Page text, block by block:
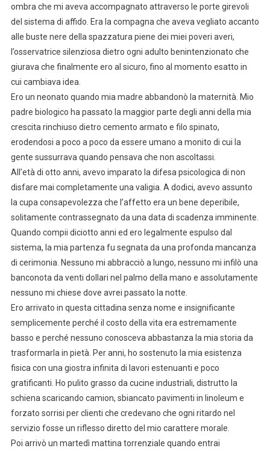
ombra che mi aveva accompagnato attraverso le porte girevoli
del sistema di affido. Era la compagna che aveva vegliato accanto
alle buste nere della spazzatura piene dei miei poveri averi,
l’osservatrice silenziosa dietro ogni adulto benintenzionato che
giurava che finalmente ero al sicuro, fino al momento esatto in
cui cambiava idea.
Ero un neonato quando mia madre abbandonò la maternità. Mio
padre biologico ha passato la maggior parte degli anni della mia
crescita rinchiuso dietro cemento armato e filo spinato,
erodendosi a poco a poco da essere umano a monito di cui la
gente sussurrava quando pensava che non ascoltassi.
All’età di otto anni, avevo imparato la difesa psicologica di non
disfare mai completamente una valigia. A dodici, avevo assunto
la cupa consapevolezza che l’affetto era un bene deperibile,
solitamente contrassegnato da una data di scadenza imminente.
Quando compii diciotto anni ed ero legalmente espulso dal
sistema, la mia partenza fu segnata da una profonda mancanza
di cerimonia. Nessuno mi abbracciò a lungo, nessuno mi infilò una
banconota da venti dollari nel palmo della mano e assolutamente
nessuno mi chiese dove avrei passato la notte.
Ero arrivato in questa cittadina senza nome e insignificante
semplicemente perché il costo della vita era estremamente
basso e perché nessuno conosceva abbastanza la mia storia da
trasformarla in pietà. Per anni, ho sostenuto la mia esistenza
fisica con una giostra infinita di lavori estenuanti e poco
gratificanti. Ho pulito grasso da cucine industriali, distrutto la
schiena scaricando camion, sbiancato pavimenti in linoleum e
forzato sorrisi per clienti che credevano che ogni ritardo nel
servizio fosse un riflesso diretto del mio carattere morale.
Poi arrivò un martedì mattina torrenziale quando entrai